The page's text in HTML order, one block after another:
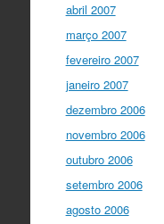
abril 2007
março 2007
fevereiro 2007
janeiro 2007
dezembro 2006
novembro 2006
outubro 2006
setembro 2006
agosto 2006